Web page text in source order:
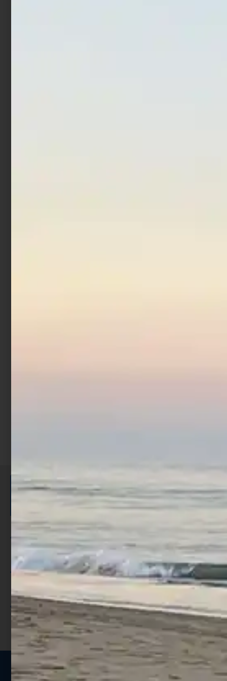
ISCRIVITI E RICEVI 3,50€ DI
SCONTO >
Per ogni acquisto accumuli ulteriori
punti;
Utilizza i punti per ricevere uno
sconto;
I punti sono indicati nella pagina
prodotto;
Seguici sui social